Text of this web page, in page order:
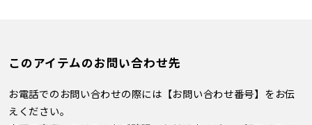
このアイテムのお問い合わせ先
お電話でのお問い合わせの際には【お問い合わせ番号】をお伝
えください。